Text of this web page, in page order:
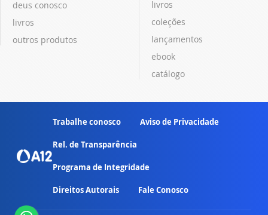
deus conosco
livros
outros produtos
livros
coleções
lançamentos
ebook
catálogo
Trabalhe conosco Aviso de Privacidade
Rel. de Transparência
Programa de Integridade
Direitos Autorais Fale Conosco